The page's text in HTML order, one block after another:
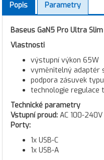
Popis Parametry
Baseus GaN5 Pro Ultra
Vlastnosti
výstupní výkon 65W
vyměnitelný adaptér
podpora zásuvek typu
technologie regulace
Technické parametry
Vstupní proud: AC 100-
Porty:
1x USB-C
1x USB-A